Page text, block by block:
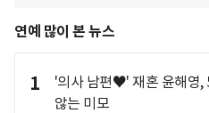
연예 많이 본 뉴스
1
'의사 남편♥' 재혼 윤해영,
않는 미모